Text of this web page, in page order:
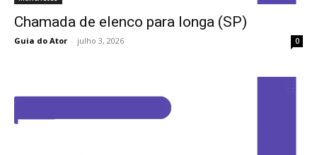
Chamada de elenco para longa (SP)
Guia do Ator - julho 3, 2026 0